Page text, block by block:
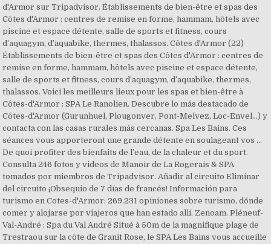
d'Armor sur Tripadvisor. Établissements de bien-être et spas des
Côtes d'Armor : centres de remise en forme, hammam, hôtels avec
piscine et espace détente, salle de sports et fitness, cours
d’aquagym, d’aquabike, thermes, thalassos. Côtes d'Armor (22)
Établissements de bien-être et spas des Côtes d'Armor : centres de
remise en forme, hammam, hôtels avec piscine et espace détente,
salle de sports et fitness, cours d’aquagym, d’aquabike, thermes,
thalassos. Voici les meilleurs lieux pour les spas et bien-être à
Côtes-d'Armor : SPA Le Ranolien. Descubre lo más destacado de
Côtes-d'Armor (Gurunhuel, Plougonver, Pont-Melvez, Loc-Envel...) y
contacta con las casas rurales más cercanas. Spa Les Bains. Ces
séances vous apporteront une grande détente en soulageant vos …
De quoi profiter des bienfaits de l’eau, de la chaleur et du sport.
Consulta 246 fotos y videos de Manoir de La Rogerais & SPA
tomados por miembros de Tripadvisor. Añadir al circuito Eliminar
del circuito ¡Obsequio de 7 días de francés! Información para
turismo en Cotes-d'Armor: 269.231 opiniones sobre turismo, dónde
comer y alojarse por viajeros que han estado allí. Zenoam. Pléneuf-
Val-André : Spa du Val André Situé à 50m de la magnifique plage de
Trestraou sur la côte de Granit Rose, le SPA Les Bains vous accueille